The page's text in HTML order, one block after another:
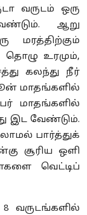
வருடம் ஒரு
ஆறு
மரத்திற்கும்
தொழு உரமும்,
கலந்து நீர்
மாதங்களில்
மாதங்களில்
இட வேண்டும்.
பார்த்துக்
சூரிய ஒளி
வெட்டிப்
வருடங்களில்